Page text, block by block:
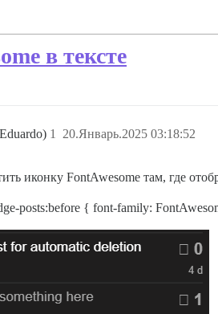
в тексте
20.Январь.2025 03:18:52
1
иконку FontAwesome там, где
posts:before { font-family: